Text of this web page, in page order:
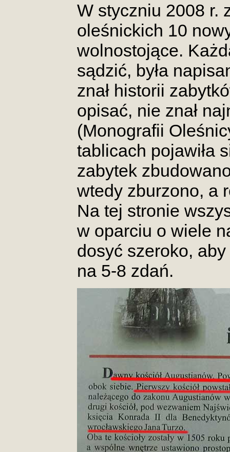
W styczniu 2008 r.
oleśnickich 10
wolnostojące.
sądzić, była
znał historii
opisać, nie znał
(Monografii
tablicach pojawiła
zabytek
wtedy zburzono, a
Na tej stronie
w oparciu o wiele
dosyć szeroko,
na 5-8 zdań.